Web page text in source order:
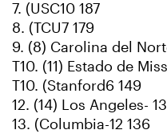
7. (USC10 187
8. (TCU7 179
9. (8) Carolina del
T10. (11) Estado de
T10. (Stanford6 149
12. (14) Los Angeles-
13. (Columbia-12 136